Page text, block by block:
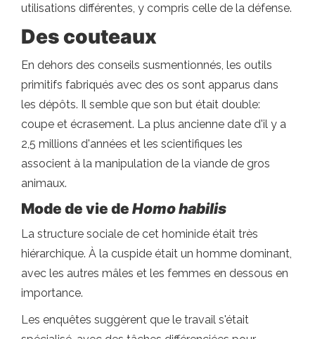
utilisations différentes, y compris celle de la défense.
Des couteaux
En dehors des conseils susmentionnés, les outils
primitifs fabriqués avec des os sont apparus dans
les dépôts. Il semble que son but était double:
coupe et écrasement. La plus ancienne date d'il y a
2,5 millions d'années et les scientifiques les
associent à la manipulation de la viande de gros
animaux.
Mode de vie de Homo habilis
La structure sociale de cet hominide était très
hiérarchique. À la cuspide était un homme dominant,
avec les autres mâles et les femmes en dessous en
importance.
Les enquêtes suggèrent que le travail s'était